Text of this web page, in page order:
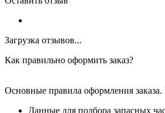
Загрузка отзывов...
Как правильно оформить заказ?
Основные правила оформления заказа.
Данные для подбора запасных